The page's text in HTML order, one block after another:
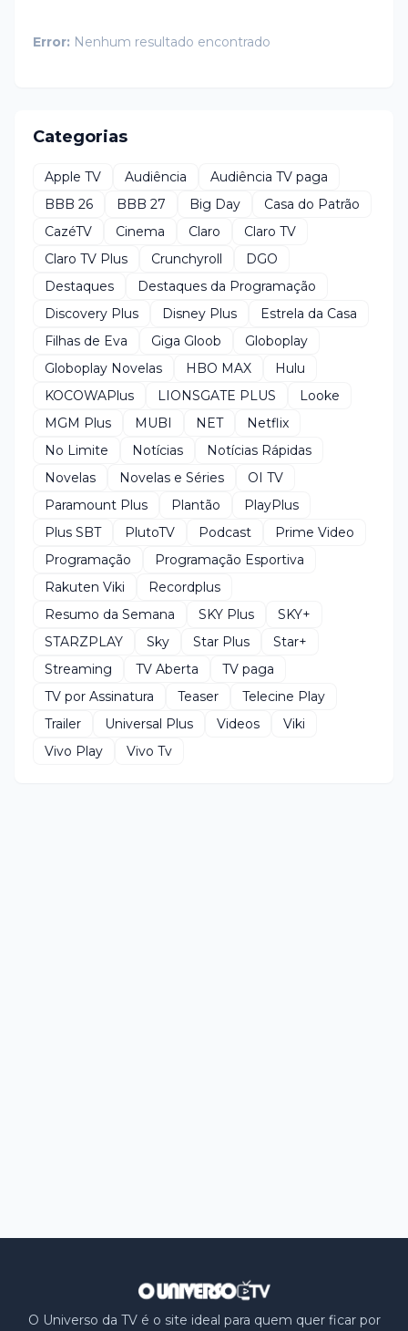
Error: Nenhum resultado encontrado
Categorias
Apple TV Audiência
Audiência TV paga
BBB 26
BBB 27 Big Day
Casa do Patrão
CazéTV
Cinema Claro
Claro TV
Claro TV Plus
Crunchyroll
DGO
Destaques
Destaques da Programação
Discovery Plus
Disney Plus
Estrela da Casa
Filhas de Eva
Giga Gloob
Globoplay
Globoplay Novelas
HBO MAX
Hulu
KOCOWAPlus
LIONSGATE PLUS
Looke
MGM Plus
MUBI NET
Netflix
No Limite
Notícias
Notícias Rápidas
Novelas
Novelas e Séries
OI TV
Paramount Plus
Plantão
PlayPlus
Plus SBT
PlutoTV Podcast
Prime Video
Programação
Programação Esportiva
Rakuten Viki
Recordplus
Resumo da Semana
SKY Plus
SKY+
STARZPLAY
Sky Star Plus
Star+
Streaming
TV Aberta
TV paga
TV por Assinatura
Teaser
Telecine Play
Trailer
Universal Plus Videos
Viki
Vivo Play
Vivo Tv
O Universo da TV é o site ideal para quem quer ficar por